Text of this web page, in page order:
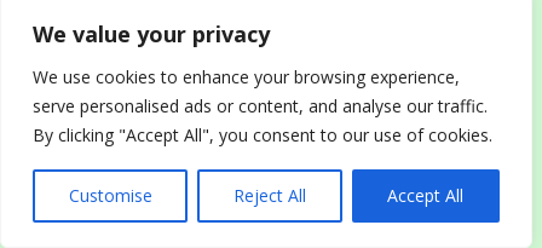
We value your privacy
We use cookies to enhance your browsing experience,
serve personalised ads or content, and analyse our traffic.
By clicking "Accept All", you consent to our use of cookies.
Customise Reject All Accept All